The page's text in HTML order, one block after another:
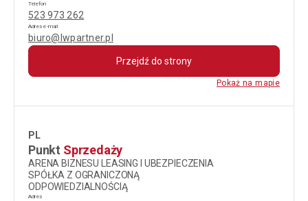
Telefon
523 973 262
Adres e-mail
biuro@lwpartner.pl
Przejdź do strony
Pokaż na mapie
PL
Punkt Sprzedaży
ARENA BIZNESU LEASING I UBEZPIECZENIA
SPÓŁKA Z OGRANICZONĄ
ODPOWIEDZIALNOŚCIĄ
Adres